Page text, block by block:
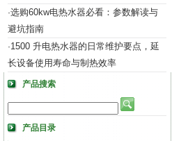
·选购60kw电热水器必看：参数解读与
避坑指南
·1500 升电热水器的日常维护要点，延
长设备使用寿命与制热效率
产品搜索
产品目录